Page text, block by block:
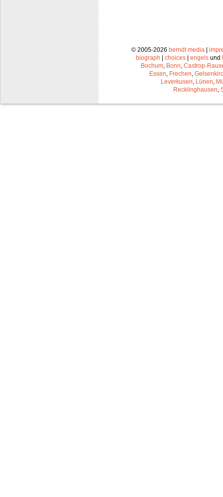
© 2005-2026 berndt media |
biograph | choices | engels und
Bochum Bonn Castrop-
Essen Frechen
Leverkusen Lünen
Recklinghausen